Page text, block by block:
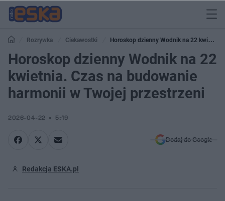
Rozrywka Ciekawostki
Horoskop dzienny Wodnik na 22 kwietnia.
Czas na budowanie harmonii w Twojej przestrzeni
Horoskop dzienny Wodnik na 22
kwietnia. Czas na budowanie
harmonii w Twojej przestrzeni
2026-04-22 5:19
Dodaj do Google
Redakcja ESKA.pl